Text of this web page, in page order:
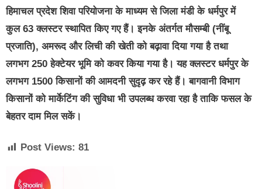
हिमाचल प्रदेश शिवा परियोजना के माध्यम से जिला मंडी के धर्मपुर में
कुल 63 क्लस्टर स्थापित किए गए हैं। इनके अंतर्गत मौसम्बी (नींबू
प्रजाति), अमरूद और लिची की खेती को बढ़ावा दिया गया है तथा
लगभग 250 हेक्टेयर भूमि को कवर किया गया है। यह क्लस्टर धर्मपुर के
लगभग 1500 किसानों की आमदनी सुदृढ़ कर रहे हैं। बागवानी विभाग
किसानों को मार्केटिंग की सुविधा भी उपलब्ध करवा रहा है ताकि फसल के
बेहतर दाम मिल सकें।
Post Views: 81